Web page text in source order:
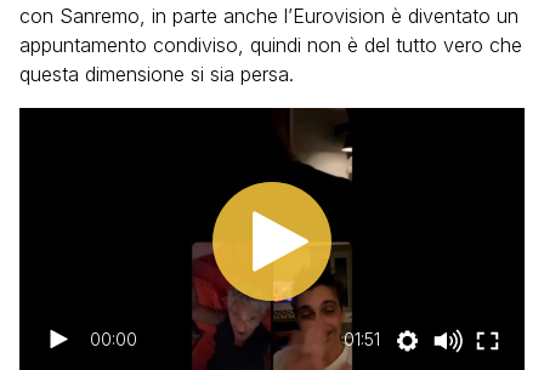
con Sanremo, in parte anche l’Eurovision è diventato un
appuntamento condiviso, quindi non è del tutto vero che
questa dimensione si sia persa.
00:00 01:51